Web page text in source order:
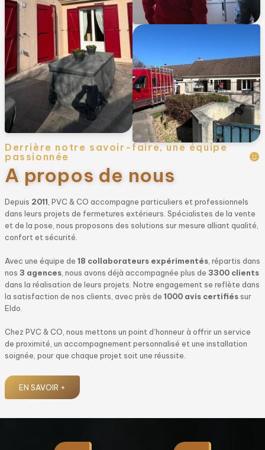
Derrière notre savoir-faire, une équipe
passionnée
A propos de nous
Depuis 2011 , PVC & CO accompagne particuliers et professionnels
dans leurs projets de fermetures extérieurs. Spécialistes de la vente
et de la pose, nous proposons des solutions sur mesure alliant qualité,
confort et sécurité.
Avec une équipe de 18 collaborateurs expérimentés , répartis dans
nos 3 agences , nous avons déjà accompagnée plus de 3300 clients
dans la réalisation de leurs projets. Notre engagement se reflète dans
la satisfaction de nos clients, avec près de 1000 avis certifiés sur
Eldo.
Chez PVC & CO, nous mettons un point d’honneur à offrir un service
de proximité, un accompagnement personnalisé et une installation
soignée, pour que chaque projet soit une réussite.
EN SAVOIR +